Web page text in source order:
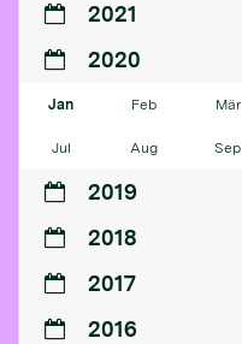
2021
2020
Jan Feb Mär
Jul Aug Sep
2019
2018
2017
2016